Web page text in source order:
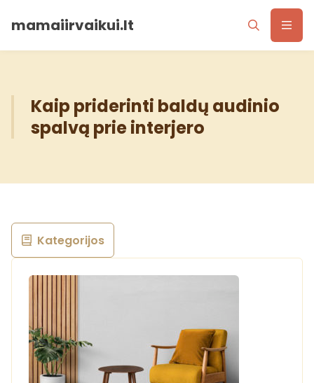
mamaiirvaikui.lt
Kaip priderinti baldų audinio
spalvą prie interjero
Kategorijos